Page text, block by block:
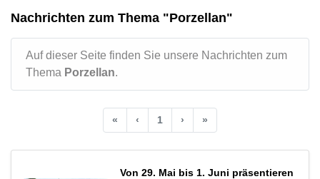
Nachrichten zum Thema "Porzellan"
Auf dieser Seite finden Sie unsere Nachrichten zum
Thema Porzellan.
« ‹ 1 › »
Von 29. Mai bis 1. Juni präsentieren